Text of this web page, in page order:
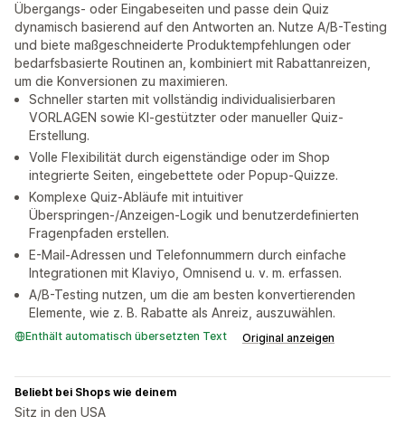
Übergangs- oder Eingabeseiten und passe dein Quiz
dynamisch basierend auf den Antworten an. Nutze A/B-Testing
und biete maßgeschneiderte Produktempfehlungen oder
bedarfsbasierte Routinen an, kombiniert mit Rabattanreizen,
um die Konversionen zu maximieren.
Schneller starten mit vollständig individualisierbaren
VORLAGEN sowie KI-gestützter oder manueller Quiz-
Erstellung.
Volle Flexibilität durch eigenständige oder im Shop
integrierte Seiten, eingebettete oder Popup-Quizze.
Komplexe Quiz-Abläufe mit intuitiver
Überspringen-/Anzeigen-Logik und benutzerdefinierten
Fragenpfaden erstellen.
E-Mail-Adressen und Telefonnummern durch einfache
Integrationen mit Klaviyo, Omnisend u. v. m. erfassen.
A/B-Testing nutzen, um die am besten konvertierenden
Elemente, wie z. B. Rabatte als Anreiz, auszuwählen.
Enthält automatisch übersetzten Text Original anzeigen
Beliebt bei Shops wie deinem
Sitz in den USA